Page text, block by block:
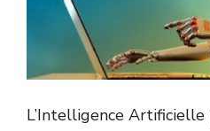
L’Intelligence Artificielle